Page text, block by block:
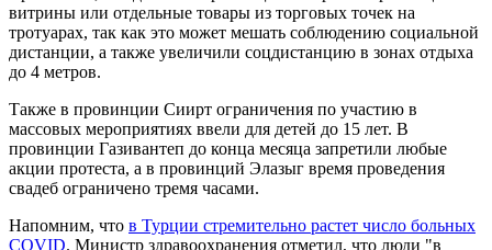
витрины или отдельные товары из торговых точек на
тротуарах, так как это может мешать соблюдению социальной
дистанции, а также увеличили соцдистанцию ​​в зонах отдыха
до 4 метров.
Также в провинции Сиирт ограничения по участию в
массовых мероприятиях ввели для детей до 15 лет. В
провинции Газивантеп до конца месяца запретили любые
акции протеста, а в провинций Элазыг время проведения
свадеб ограничено тремя часами.
Напомним, что в Турции стремительно растет число больных
COVID. Министр здравоохранения отметил, что люди "в